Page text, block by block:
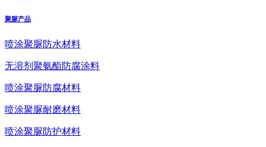
聚脲产品
喷涂聚脲防水材料
无溶剂聚氨酯防腐涂料
喷涂聚脲防腐材料
喷涂聚脲耐磨材料
喷涂聚脲防护材料